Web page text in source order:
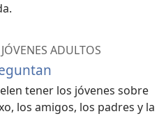
ADULTOS
tener los jóvenes sobre
los amigos, los padres y la